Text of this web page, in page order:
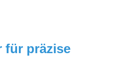
für präzise